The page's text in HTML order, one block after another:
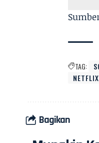
TAG:
NETFLIX
Bagikan